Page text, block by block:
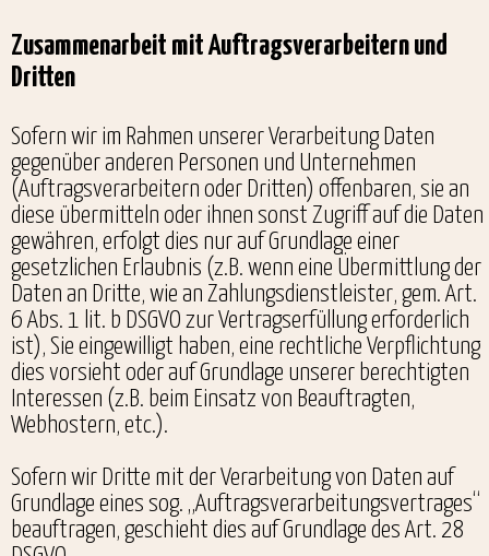
Zusammenarbeit mit Auftragsverarbeitern und
Dritten
Sofern wir im Rahmen unserer Verarbeitung Daten
gegenüber anderen Personen und Unternehmen
(Auftragsverarbeitern oder Dritten) offenbaren, sie an
diese übermitteln oder ihnen sonst Zugriff auf die Daten
gewähren, erfolgt dies nur auf Grundlage einer
gesetzlichen Erlaubnis (z.B. wenn eine Übermittlung der
Daten an Dritte, wie an Zahlungsdienstleister, gem. Art.
6 Abs. 1 lit. b DSGVO zur Vertragserfüllung erforderlich
ist), Sie eingewilligt haben, eine rechtliche Verpflichtung
dies vorsieht oder auf Grundlage unserer berechtigten
Interessen (z.B. beim Einsatz von Beauftragten,
Webhostern, etc.).
Sofern wir Dritte mit der Verarbeitung von Daten auf
Grundlage eines sog. „Auftragsverarbeitungsvertrages“
beauftragen, geschieht dies auf Grundlage des Art. 28